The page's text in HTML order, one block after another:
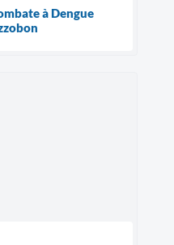
à Dengue